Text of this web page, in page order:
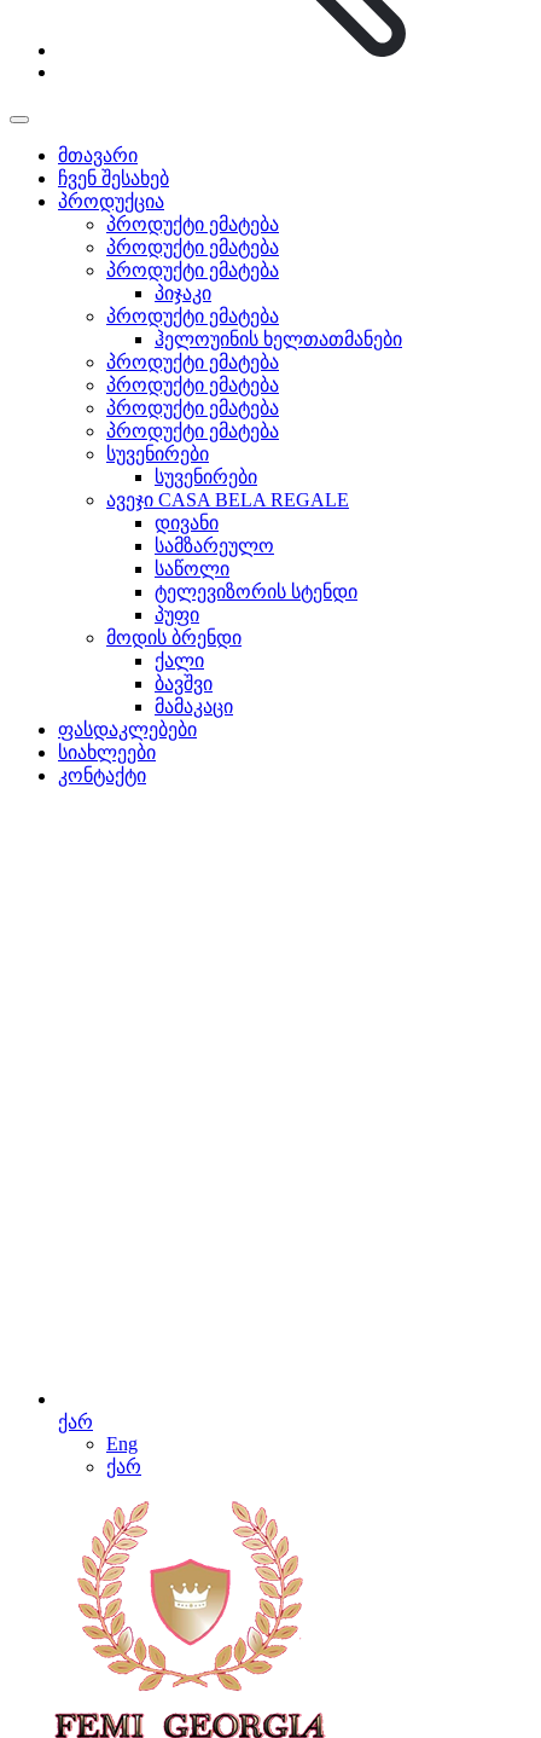
მთავარი
ჩვენ შესახებ
პროდუქცია
პროდუქტი ემატება
პროდუქტი ემატება
პროდუქტი ემატება
პიჯაკი
პროდუქტი ემატება
ჰელოუინის ხელთათმანები
პროდუქტი ემატება
პროდუქტი ემატება
პროდუქტი ემატება
პროდუქტი ემატება
სუვენირები
სუვენირები
ავეჯი CASA BELA REGALE
დივანი
სამზარეულო
საწოლი
ტელევიზორის სტენდი
პუფი
მოდის ბრენდი
ქალი
ბავშვი
მამაკაცი
ფასდაკლებები
სიახლეები
კონტაქტი
ქარ
Eng
ქარ